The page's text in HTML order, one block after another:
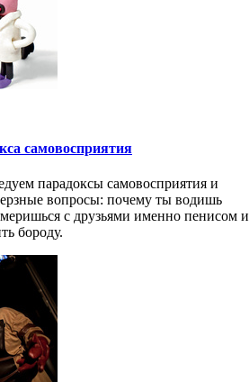
самовосприятия
парадоксы самовосприятия и
вопросы: почему ты водишь
с друзьями именно пенисом и
бороду.